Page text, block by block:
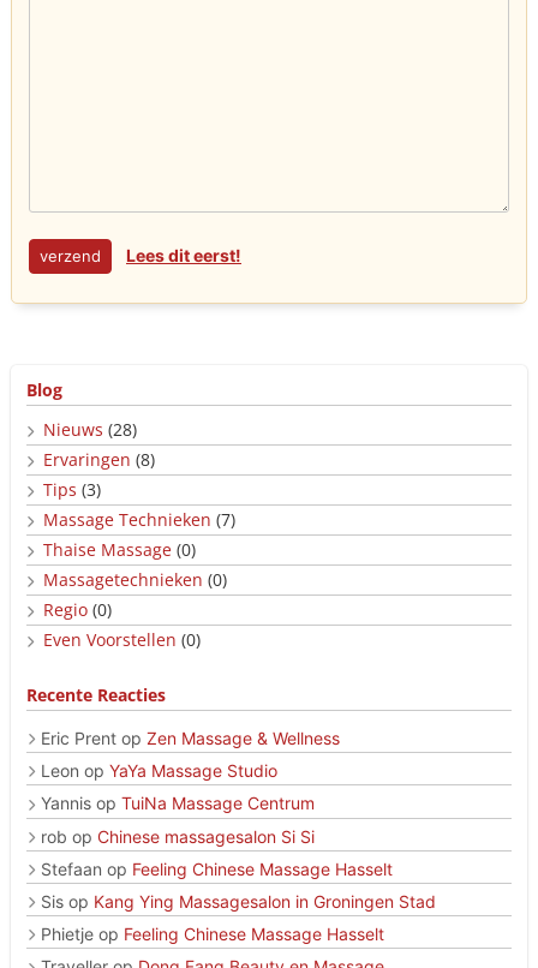
Lees dit eerst!
Blog
Nieuws (28)
Ervaringen (8)
Tips (3)
Massage Technieken (7)
Thaise Massage (0)
Massagetechnieken (0)
Regio (0)
Even Voorstellen (0)
Recente Reacties
Eric Prent op Zen Massage & Wellness
Leon op YaYa Massage Studio
Yannis op TuiNa Massage Centrum
rob op Chinese massagesalon Si Si
Stefaan op Feeling Chinese Massage Hasselt
Sis op Kang Ying Massagesalon in Groningen Stad
Phietje op Feeling Chinese Massage Hasselt